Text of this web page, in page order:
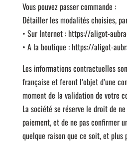
Vous pouvez passer commande :
Détailler les modalités choisies,
• Sur Internet : https://aligot-
• A la boutique : https://aligot-
Les informations contractuelles
française et feront l’objet d’une
moment de la validation de votre
La société se réserve le droit de
paiement, et de ne pas confirmer
quelque raison que ce soit, et